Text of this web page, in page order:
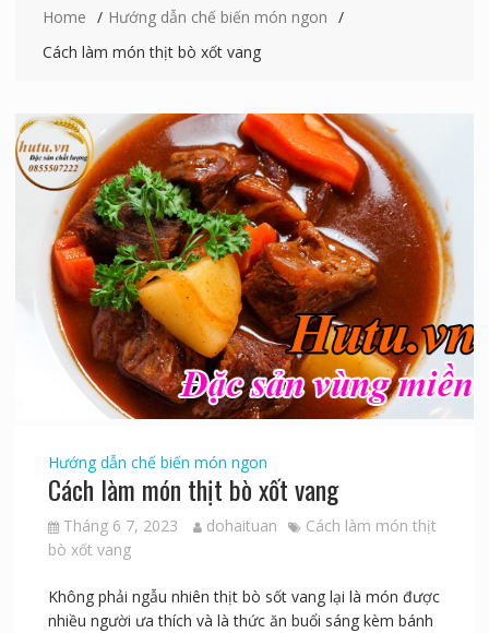
Home
Hướng dẫn chế biến món ngon
Cách làm món thịt bò xốt vang
Hướng dẫn chế biến món ngon
Cách làm món thịt bò xốt vang
Tháng 6 7, 2023 dohaituan
Cách làm món thịt
bò xốt vang
Không phải ngẫu nhiên thịt bò sốt vang lại là món được
nhiều người ưa thích và là thức ăn buổi sáng kèm bánh